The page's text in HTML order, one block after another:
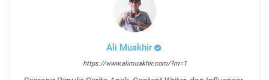
Ali Muakhir
https://www.alimuakhir.com/?m=1